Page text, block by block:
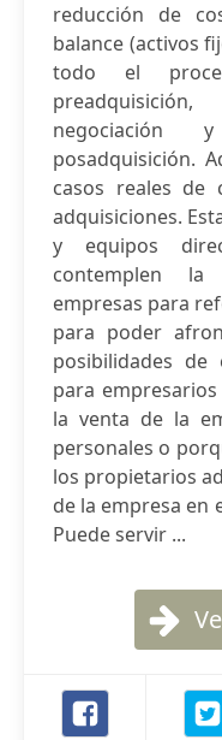
reducción de
balance (activos
todo el
posadquisición.
casos reales de
adquisiciones.
y equipos
contemplen
empresas para
para poder
posibilidades
para
la venta de la
personales o
los propietarios
de la empresa en
Puede servir ...